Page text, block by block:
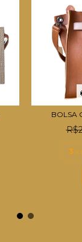
BOLSA
3 x